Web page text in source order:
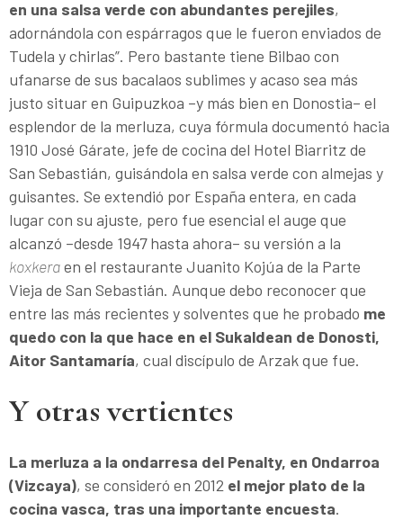
en una salsa verde con abundantes perejiles,
adornándola con espárragos que le fueron enviados de
Tudela y chirlas”. Pero bastante tiene Bilbao con
ufanarse de sus bacalaos sublimes y acaso sea más
justo situar en Guipuzkoa –y más bien en Donostia– el
esplendor de la merluza, cuya fórmula documentó hacia
1910 José Gárate, jefe de cocina del Hotel Bia­rritz de
San Sebastián, guisándola en salsa verde con almejas y
guisantes. Se extendió por España entera, en cada
lugar con su ajuste, pero fue esencial el auge que
alcanzó –desde 1947 hasta ahora– su versión a la
koxkeraen el restaurante Juanito Kojúa de la Parte
Vieja de San Sebastián. Aunque debo reconocer que
entre las más recientes y solventes que he probado me
quedo con la que hace en el Sukaldean de Donosti,
Aitor Santamaría, cual discípulo de Arzak que fue.
Y otras vertientes
La merluza a la ondarresa del Penalty, en Ondarroa
(Vizcaya), se consideró en 2012 el mejor plato de la
cocina vasca, tras una importante encuesta.